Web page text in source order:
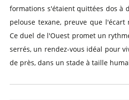
formations s'étaient quittées dos à
pelouse texane, preuve que
Ce duel de l'Ouest promet un
serrés, un rendez-vous idéal pour
de près, dans un stade à taille